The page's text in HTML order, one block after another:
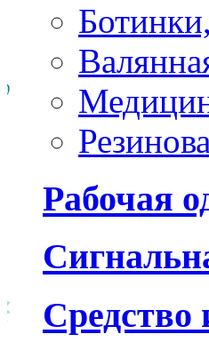
Рабочая